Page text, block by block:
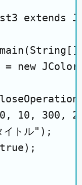
extends
= new
10, 300,
トル");